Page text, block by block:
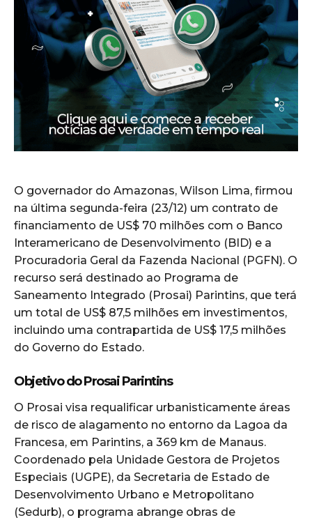
O governador do Amazonas, Wilson Lima, firmou
na última segunda-feira (23/12) um contrato de
financiamento de US$ 70 milhões com o Banco
Interamericano de Desenvolvimento (BID) e a
Procuradoria Geral da Fazenda Nacional (PGFN). O
recurso será destinado ao Programa de
Saneamento Integrado (Prosai) Parintins, que terá
um total de US$ 87,5 milhões em investimentos,
incluindo uma contrapartida de US$ 17,5 milhões
do Governo do Estado.
Objetivo do Prosai Parintins
O Prosai visa requalificar urbanisticamente áreas
de risco de alagamento no entorno da Lagoa da
Francesa, em Parintins, a 369 km de Manaus.
Coordenado pela Unidade Gestora de Projetos
Especiais (UGPE), da Secretaria de Estado de
Desenvolvimento Urbano e Metropolitano
(Sedurb), o programa abrange obras de